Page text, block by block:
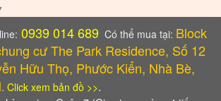
0939 014 689 Có thể mua tại: Block
cư The Park Residence, Số 12
Hữu Thọ, Phước Kiển, Nhà Bè,
. Click xem bản đồ >>.